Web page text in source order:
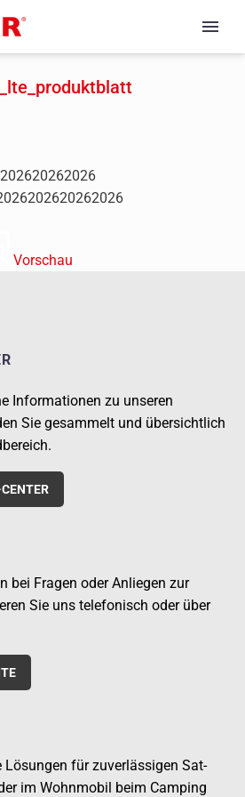
Vorschau
Informationen zu unseren
Sie gesammelt und übersichtlich
bei Fragen oder Anliegen zur
Sie uns telefonisch oder über
Lösungen für zuverlässigen Sat-
im Wohnmobil beim Camping